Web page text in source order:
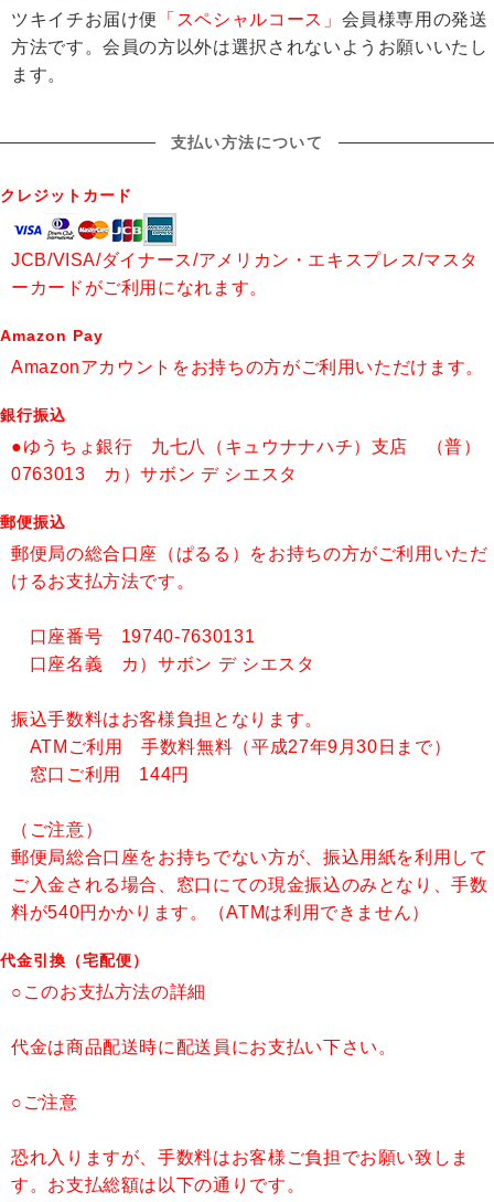
ツキイチお届け便 「スペシャルコース」 会員様専用の発送
方法です。会員の方以外は選択されないようお願いいたし
ます。
支払い方法について
クレジットカード
JCB/VISA/ダイナース/アメリカン・エキスプレス/マスタ
ーカードがご利用になれます。
Amazon Pay
Amazonアカウントをお持ちの方がご利用いただけます。
銀行振込
●ゆうちょ銀行 九七八（キュウナナハチ）支店 （普）
0763013 カ）サボン デ シエスタ
郵便振込
郵便局の総合口座（ぱるる）をお持ちの方がご利用いただ
けるお支払方法です。
口座番号 19740-7630131
口座名義 カ）サボン デ シエスタ
振込手数料はお客様負担となります。
ATMご利用 手数料無料（平成27年9月30日まで）
窓口ご利用 144円
（ご注意）
郵便局総合口座をお持ちでない方が、振込用紙を利用して
ご入金される場合、窓口にての現金振込のみとなり、手数
料が540円かかります。（ATMは利用できません）
代金引換（宅配便）
○このお支払方法の詳細
代金は商品配送時に配送員にお支払い下さい。
○ご注意
恐れ入りますが、手数料はお客様ご負担でお願い致しま
す。お支払総額は以下の通りです。